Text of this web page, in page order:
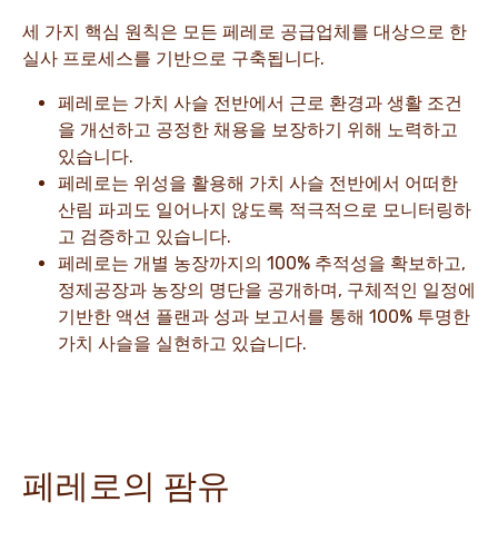
세 가지 핵심 원칙은 모든 페레로 공급업체를 대상으로 한
실사 프로세스를 기반으로 구축됩니다.
페레로는 가치 사슬 전반에서 근로 환경과 생활 조건
을 개선하고 공정한 채용을 보장하기 위해 노력하고
있습니다.
페레로는 위성을 활용해 가치 사슬 전반에서 어떠한
산림 파괴도 일어나지 않도록 적극적으로 모니터링하
고 검증하고 있습니다.
페레로는 개별 농장까지의 100% 추적성을 확보하고,
정제공장과 농장의 명단을 공개하며, 구체적인 일정에
기반한 액션 플랜과 성과 보고서를 통해 100% 투명한
가치 사슬을 실현하고 있습니다.
페레로의 팜유